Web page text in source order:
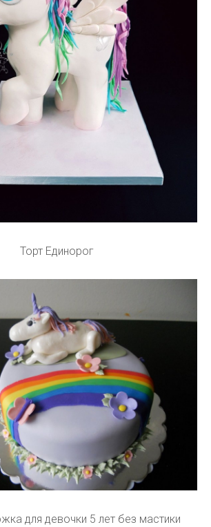
Торт Единорог
для девочки 5 лет без мастики